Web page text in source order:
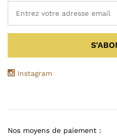
Instagram
Nos moyens de paiement :